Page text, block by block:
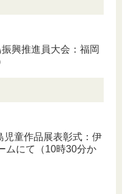
興推進員大会：福岡
児童作品展表彰式：伊
ムにて（10時30分か